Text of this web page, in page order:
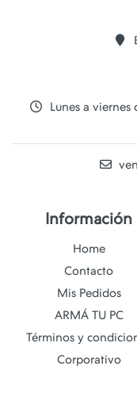
Lunes a viernes
Información
Home
Contacto
Mis Pedidos
ARMÁ TU PC
Términos y
Corporativo